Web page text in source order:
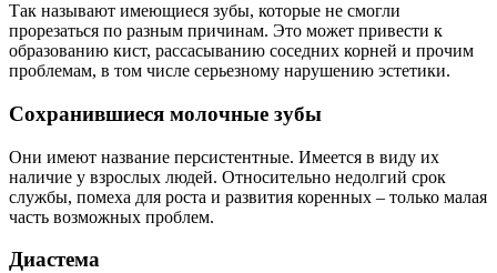
Так называют имеющиеся зубы, которые не смогли
прорезаться по разным причинам. Это может привести к
образованию кист, рассасыванию соседних корней и прочим
проблемам, в том числе серьезному нарушению эстетики.
Сохранившиеся молочные зубы
Они имеют название персистентные. Имеется в виду их
наличие у взрослых людей. Относительно недолгий срок
службы, помеха для роста и развития коренных – только малая
часть возможных проблем.
Диастема